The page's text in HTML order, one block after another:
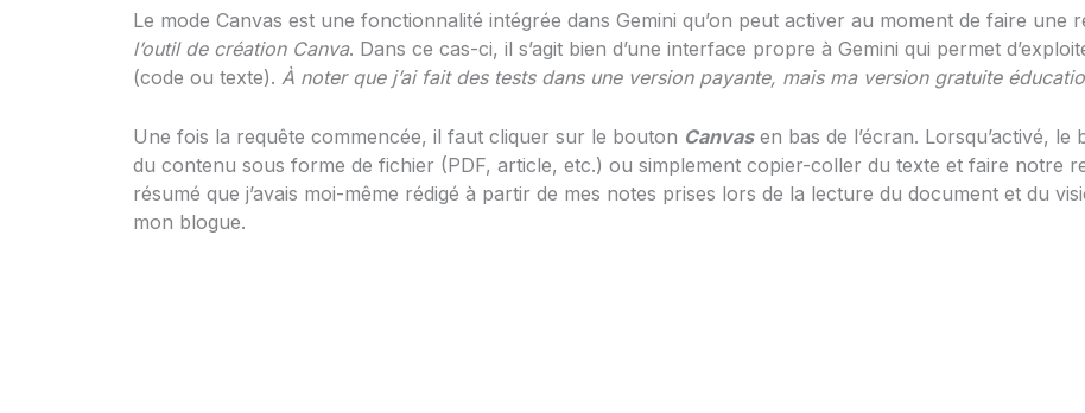
Le mode Canvas est une fonctionnalité intégrée dans Gemini qu’on peut activer au moment de faire une
l’outil de création Canva. Dans ce cas-ci, il s’agit bien d’une interface propre à Gemini qui permet
(code ou texte). À noter que j’ai fait des tests dans une version payante, mais ma version gratuite
Une fois la requête commencée, il faut cliquer sur le bouton Canvasen bas de l’écran. Lorsqu’activé,
du contenu sous forme de fichier (PDF, article, etc.) ou simplement copier-coller du texte et faire notre
résumé que j’avais moi-même rédigé à partir de mes notes prises lors de la lecture du document et du
mon blogue.